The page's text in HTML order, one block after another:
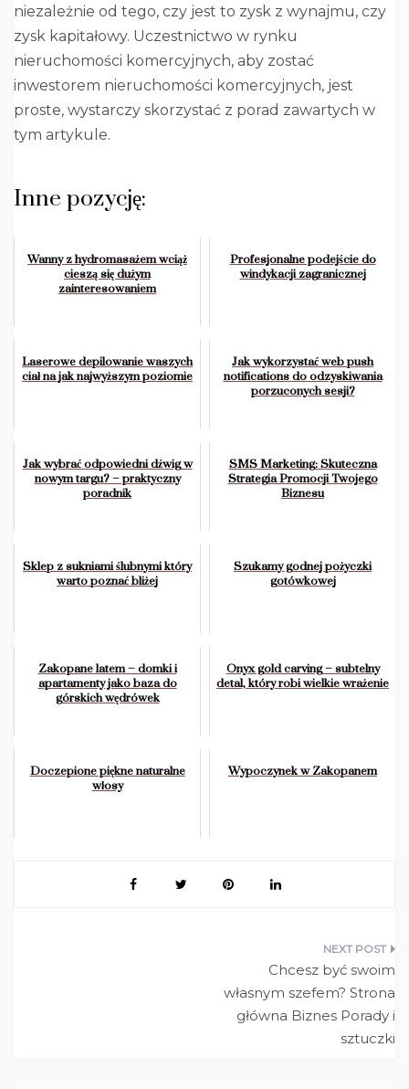
niezależnie od tego, czy jest to zysk z wynajmu, czy
zysk kapitałowy. Uczestnictwo w rynku
nieruchomości komercyjnych, aby zostać
inwestorem nieruchomości komercyjnych, jest
proste, wystarczy skorzystać z porad zawartych w
tym artykule.
Inne pozycję:
Wanny z hydromasażem wciąż
cieszą się dużym
zainteresowaniem
Profesjonalne podejście do
windykacji zagranicznej
Laserowe depilowanie waszych
ciał na jak najwyższym poziomie
Jak wykorzystać web push
notifications do odzyskiwania
porzuconych sesji?
Jak wybrać odpowiedni dźwig w
nowym targu? – praktyczny
poradnik
SMS Marketing: Skuteczna
Strategia Promocji Twojego
Biznesu
Sklep z sukniami ślubnymi który
warto poznać bliżej
Szukamy godnej pożyczki
gotówkowej
Zakopane latem – domki i
apartamenty jako baza do
górskich wędrówek
Onyx gold carving – subtelny
detal, który robi wielkie wrażenie
Doczepione piękne naturalne
włosy
Wypoczynek w Zakopanem
Chcesz być swoim
własnym szefem? Strona
główna Biznes Porady i
sztuczki